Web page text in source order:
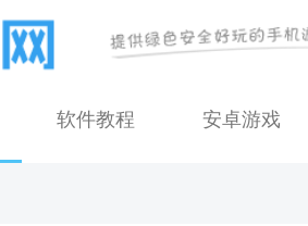
软件教程 安卓游戏